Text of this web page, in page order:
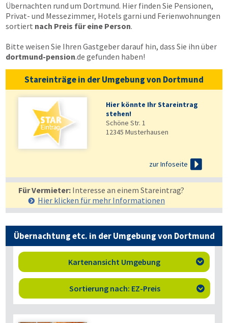
Übernachten rund um Dortmund. Hier finden Sie Pensionen,
Privat- und Messezimmer, Hotels garni und Ferienwohnungen
sortiert nach Preis für eine Person.
Bitte weisen Sie Ihren Gastgeber darauf hin, dass Sie ihn über
dortmund-pension.de gefunden haben!
Stareinträge in der Umgebung von Dortmund
Hier könnte Ihr Stareintrag
stehen!
Schöne Str. 1
12345 Musterhausen
zur Infoseite 
Für Vermieter: Interesse an einem Stareintrag?
Hier klicken für mehr Informationen
Übernachtung etc. in der Umgebung von Dortmund
Kartenansicht Umgebung 
Sortierung nach: EZ-Preis 